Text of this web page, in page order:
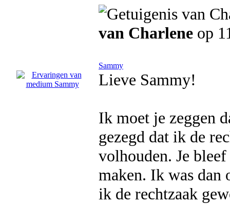
van Charlene op
Sammy
Lieve Sammy!
Ik moet je zeggen
gezegd dat ik de
volhouden. Je
maken. Ik was dan
ik de rechtzaak